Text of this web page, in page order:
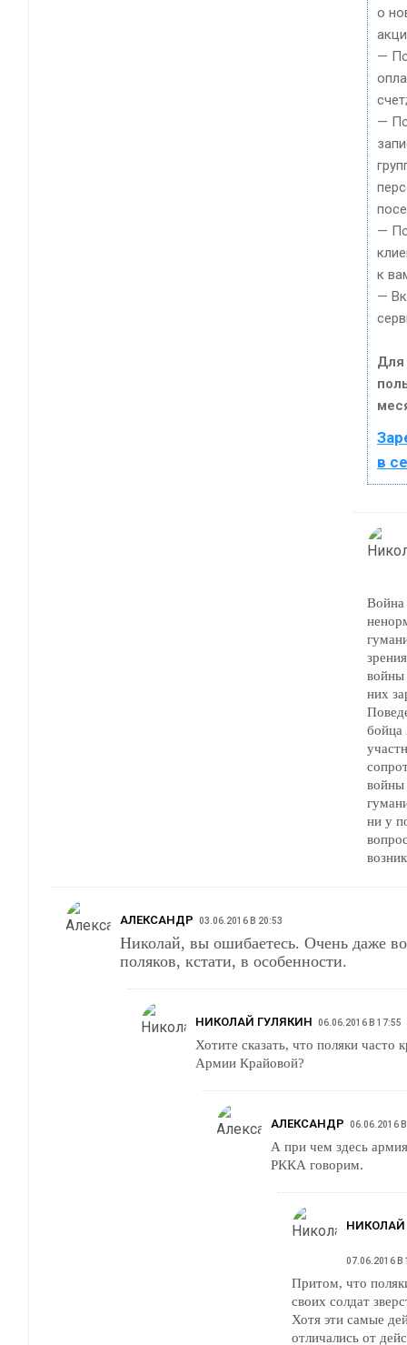
о
—
счет;
—
—
к
—
Для
в
Война
войны
них
бойца
войны
ни у
АЛЕКСАНДР 03.06.2016 В 20:53
Николай, вы ошибаетесь. Очень даже возникают. У
поляков, кстати, в особенности.
НИКОЛАЙ ГУЛЯКИН 06.06.2016 В 17:55
Хотите сказать, что поляки часто
Армии Крайовой?
АЛЕКСАНДР 06.06.2016
А при чем здесь
РККА говорим.
НИКОЛАЙ
07.06.2016 В
Притом, что
своих солдат
Хотя эти самые
отличались от